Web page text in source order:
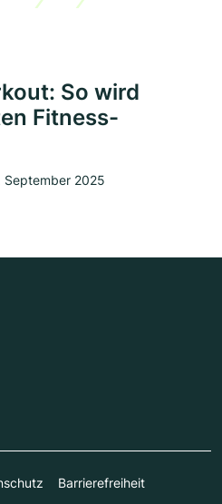
So wird
Fitness-
September 2025
Barrierefreiheit